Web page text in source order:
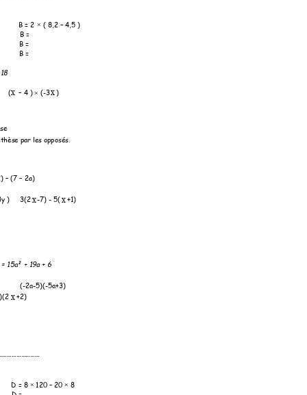
B = 2  ( 8,2 – 4,5 )
B =
B =
B =
(x – 4 )  (-3x)
par les opposés.
– (7 – 2a)
3y ) 3(2x-7) - 5(x+1)
= 15a² + 19a + 6
(-2a-5)(-5a+3)
x+2)
…………
D = 8  120 – 20  8